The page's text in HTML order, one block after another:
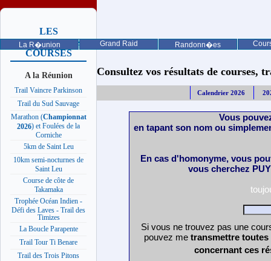
La R�union Grand Raid Randonn�es
LES
PROCHAINES
COURSES
A la Réunion
Trail Vaincre Parkinson
Trail du Sud Sauvage
Marathon (Championnat
2026) et Foulées de la
Corniche
5km de Saint Leu
10km semi-nocturnes de
Saint Leu
Course de côte de
Takamaka
Trophée Océan Indien -
Défi des Laves - Trail des
Timizes
La Boucle Parapente
Trail Tour Ti Benare
Trail des Trois Pitons
Consultez vos résultats de courses,
Calendrier 2026
Vous
en tapant son nom ou
En cas d'homonyme, vous
vous cherchez
Si vous ne trouvez pas une
pouvez me transmettre
concernant ces